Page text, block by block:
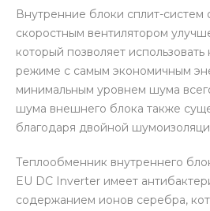
Внутренние блоки сплит-
скоростным вентилятором
который позволяет
режиме с самым экономичным
минимальным уровнем шума
шума внешнего блока также
благодаря двойной
Теплообменник внутреннего
EU DC Inverter имеет
содержанием ионов серебра,